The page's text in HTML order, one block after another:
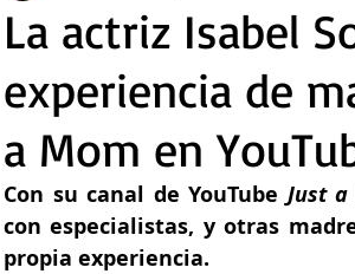
Tecnología
La actriz Isabel
experiencia de
a Mom en
Con su canal de YouTube Just a
con especialistas, y otras
propia experiencia.